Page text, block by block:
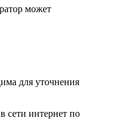
может
для уточнения
сети интернет по